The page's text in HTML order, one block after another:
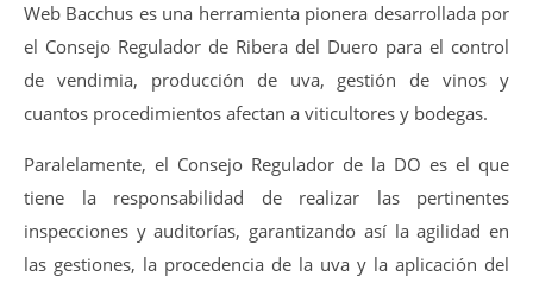
Web Bacchus es una herramienta pionera desarrollada por
el Consejo Regulador de Ribera del Duero para el control
de vendimia, producción de uva, gestión de vinos y
cuantos procedimientos afectan a viticultores y bodegas.
Paralelamente, el Consejo Regulador de la DO es el que
tiene la responsabilidad de realizar las pertinentes
inspecciones y auditorías, garantizando así la agilidad en
las gestiones, la procedencia de la uva y la aplicación del